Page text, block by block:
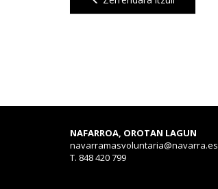
NAFARROA, OROTAN LAGUN
navarramasvoluntaria@navarra.es
T. 848 420 799